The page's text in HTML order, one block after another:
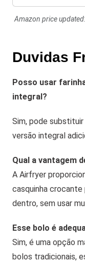
Amazon price updated:
Duvidas
Posso usar
integral?
Sim, pode
versão integral
Qual a vantagem
A Airfryer
casquinha
dentro, sem usar
Esse bolo é
Sim, é uma opção
bolos tradicionais,